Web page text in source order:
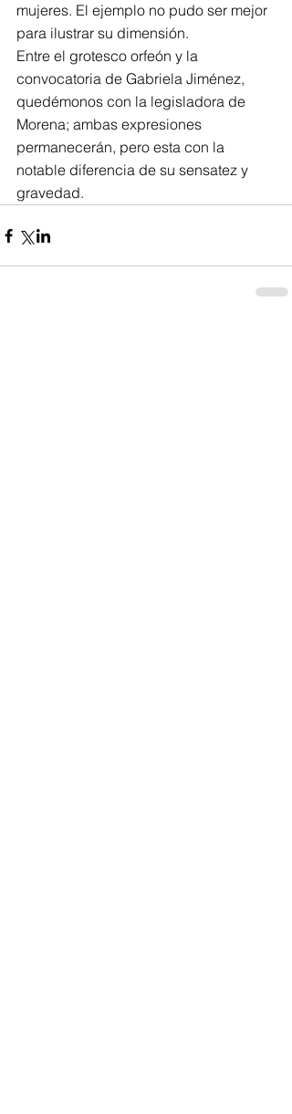
mujeres. El ejemplo no pudo ser mejor
para ilustrar su dimensión.
Entre el grotesco orfeón y la
convocatoria de Gabriela Jiménez,
quedémonos con la legisladora de
Morena; ambas expresiones
permanecerán, pero esta con la
notable diferencia de su sensatez y
gravedad.